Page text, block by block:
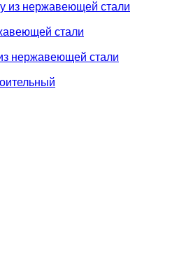
из нержавеющей стали
стали
нержавеющей стали